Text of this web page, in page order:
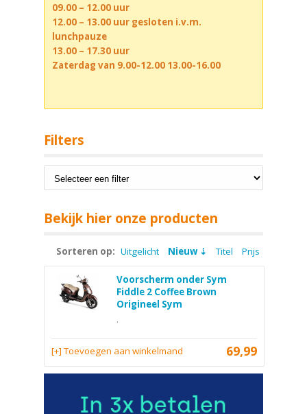
09.00 – 12.00 uur
12.00 – 13.00 uur gesloten i.v.m.
lunchpauze
13.00 – 17.30 uur
Zaterdag van 9.00-12.00 13.00-16.00
Filters
Bekijk hier onze producten
Sorteren op: Uitgelicht Nieuw Titel Prijs
Voorscherm onder Sym
Fiddle 2 Coffee Brown
Origineel Sym
.
69,99
[+] Toevoegen aan winkelmand